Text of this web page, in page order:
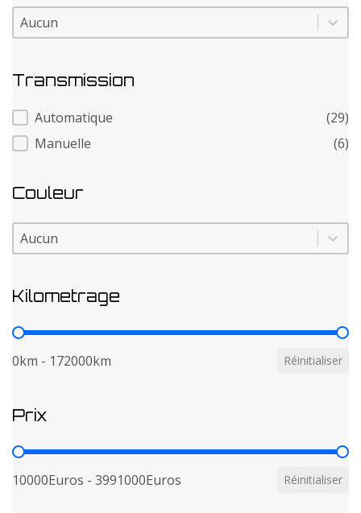
Modele
Modele
Transmission
Transmission
Automatique
(29)
Manuelle
(6)
Couleur
Couleur
Couleur
Kilometrage
Kilometrage
0km - 172000km Réinitialiser
Prix
Prix
10000Euros - 3991000Euros Réinitialiser